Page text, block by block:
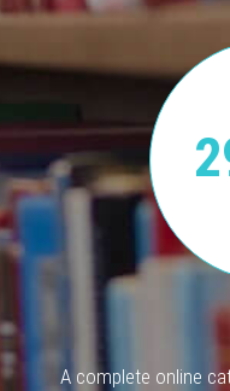
A complete online